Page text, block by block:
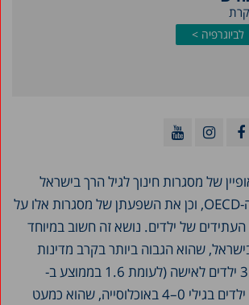
לביוגרפיה >
של מסגרות חינוך לגיל הרך בישראל
בהשוואה למדינות ה-OECD, וכן את השפעתן של מסגרות אלו על
העתידים של ילדים. נושא זה חשוב במיוחד
שהוא הגבוה ביותר בקרב מדינות
הארגון ועומד על 3.1 ילדים לאישה (לעומת 1.6 בממוצע ב-
OECD), וחלקם של ילדים בגילי 0–4 באוכלוסייה, שהוא כמעט